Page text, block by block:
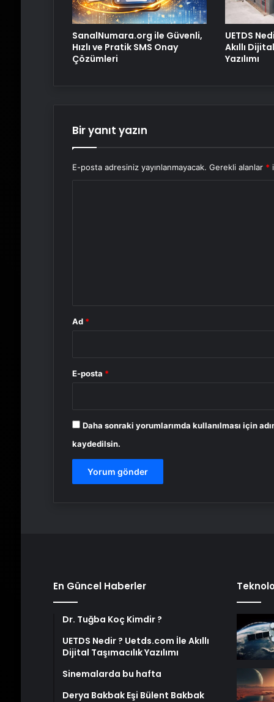
SanalNumara.org ile Güvenli,
Hızlı ve Pratik SMS Onay
Çözümleri
UETDS
Akıllı
Yazılımı
Bir yanıt yazın
E-posta adresiniz yayınlanmayacak. Gerekli alanlar *
Ad *
E-posta *
Daha sonraki yorumlarımda kullanılması için
kaydedilsin.
En Güncel Haberler
Dr. Tuğba Koç Kimdir ?
UETDS Nedir ? Uetds.com İle Akıllı
Dijital Taşımacılık Yazılımı
Sinemalarda bu hafta
Derya Bakbak Eşi Bülent Bakbak